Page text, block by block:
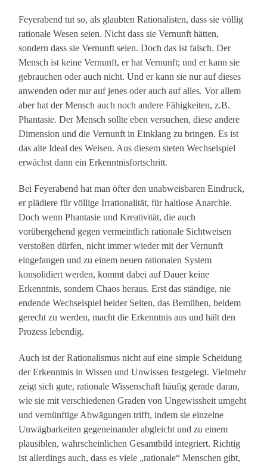
Feyerabend tut so, als glaubten Rationalisten, dass sie völlig
rationale Wesen seien. Nicht dass sie Vernunft hätten,
sondern dass sie Vernunft seien. Doch das ist falsch. Der
Mensch ist keine Vernunft, er hat Vernunft; und er kann sie
gebrauchen oder auch nicht. Und er kann sie nur auf dieses
anwenden oder nur auf jenes oder auch auf alles. Vor allem
aber hat der Mensch auch noch andere Fähigkeiten, z.B.
Phantasie. Der Mensch sollte eben versuchen, diese andere
Dimension und die Vernunft in Einklang zu bringen. Es ist
das alte Ideal des Weisen. Aus diesem steten Wechselspiel
erwächst dann ein Erkenntnisfortschritt.
Bei Feyerabend hat man öfter den unabweisbaren Eindruck,
er plädiere für völlige Irrationalität, für haltlose Anarchie.
Doch wenn Phantasie und Kreativität, die auch
vorübergehend gegen vermeintlich rationale Sichtweisen
verstoßen dürfen, nicht immer wieder mit der Vernunft
eingefangen und zu einem neuen rationalen System
konsolidiert werden, kommt dabei auf Dauer keine
Erkenntnis, sondern Chaos heraus. Erst das ständige, nie
endende Wechselspiel beider Seiten, das Bemühen, beidem
gerecht zu werden, macht die Erkenntnis aus und hält den
Prozess lebendig.
Auch ist der Rationalismus nicht auf eine simple Scheidung
der Erkenntnis in Wissen und Unwissen festgelegt. Vielmehr
zeigt sich gute, rationale Wissenschaft häufig gerade daran,
wie sie mit verschiedenen Graden von Ungewissheit umgeht
und vernünftige Abwägungen trifft, indem sie einzelne
Unwägbarkeiten gegeneinander abgleicht und zu einem
plausiblen, wahrscheinlichen Gesamtbild integriert. Richtig
ist allerdings auch, dass es viele „rationale“ Menschen gibt,